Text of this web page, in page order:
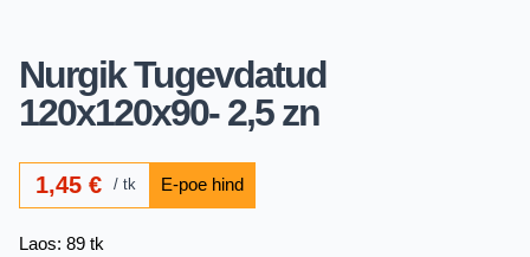
Nurgik Tugevdatud
120x120x90- 2,5 zn
1,45€ tk
Laos: 89 tk